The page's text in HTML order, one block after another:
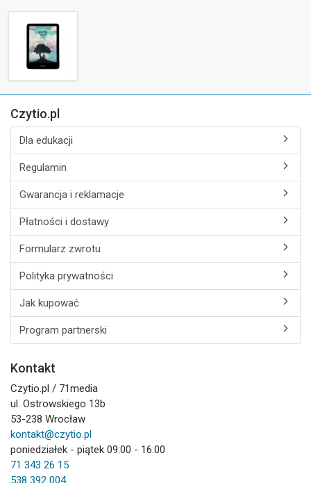
Czytio.pl
Dla edukacji
Regulamin
Gwarancja i reklamacje
Płatności i dostawy
Formularz zwrotu
Polityka prywatności
Jak kupować
Program partnerski
Kontakt
Czytio.pl / 71media
ul. Ostrowskiego 13b
53-238 Wrocław
kontakt@czytio.pl
poniedziałek - piątek 09:00 - 16:00
71 343 26 15
538 392 004